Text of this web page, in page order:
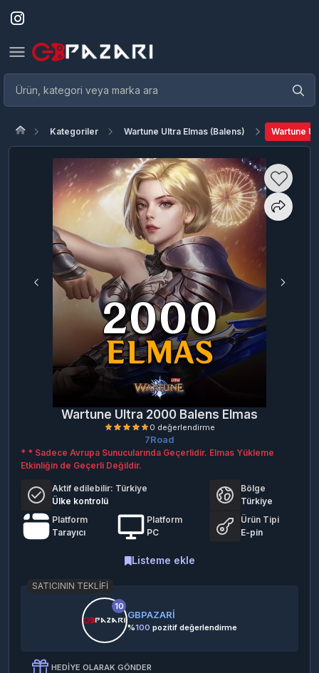
Kategoriler Wartune Ultra Elmas (Balens) Wartune
Wartune Ultra 2000 Balens Elmas
0 değerlendirme
7Road
* * Sadece Avrupa Sunucularında Geçerlidir. Elmas Yükleme
Etkinliğin de Geçerli Değildir.
Aktif edilebilir: Türkiye
Ülke kontrolü
Bölge
Türkiye
Platform
Tarayıcı
Platform
PC
Ürün Tipi
E-pin
Listeme ekle
SATICININ TEKLIFI
10
GBPAZARİ
%100 pozitif değerlendirme
HEDIYE OLARAK GÖNDER